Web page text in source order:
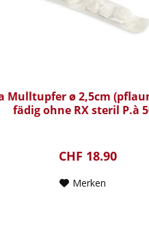
Mulltupfer ø 2,5cm
fädig ohne RX steril P.à
CHF 18.90
Merken